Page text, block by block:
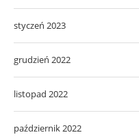
styczeń 2023
grudzień 2022
listopad 2022
październik 2022